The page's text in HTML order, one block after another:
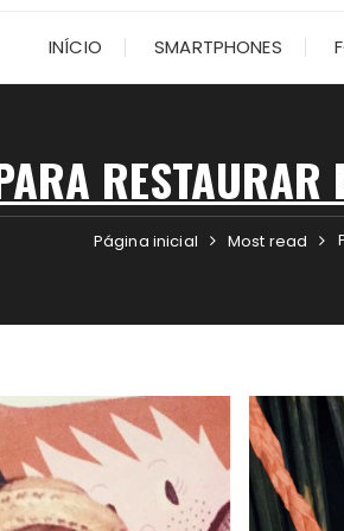
INÍCIO SMARTPHONES
Página inicial Most read